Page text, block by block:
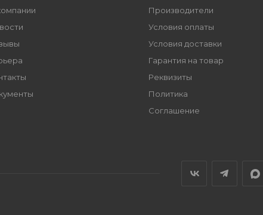
Производители
Условия оплаты
Условия доставки
Гарантия на товар
Реквизиты
Политика
Соглашение